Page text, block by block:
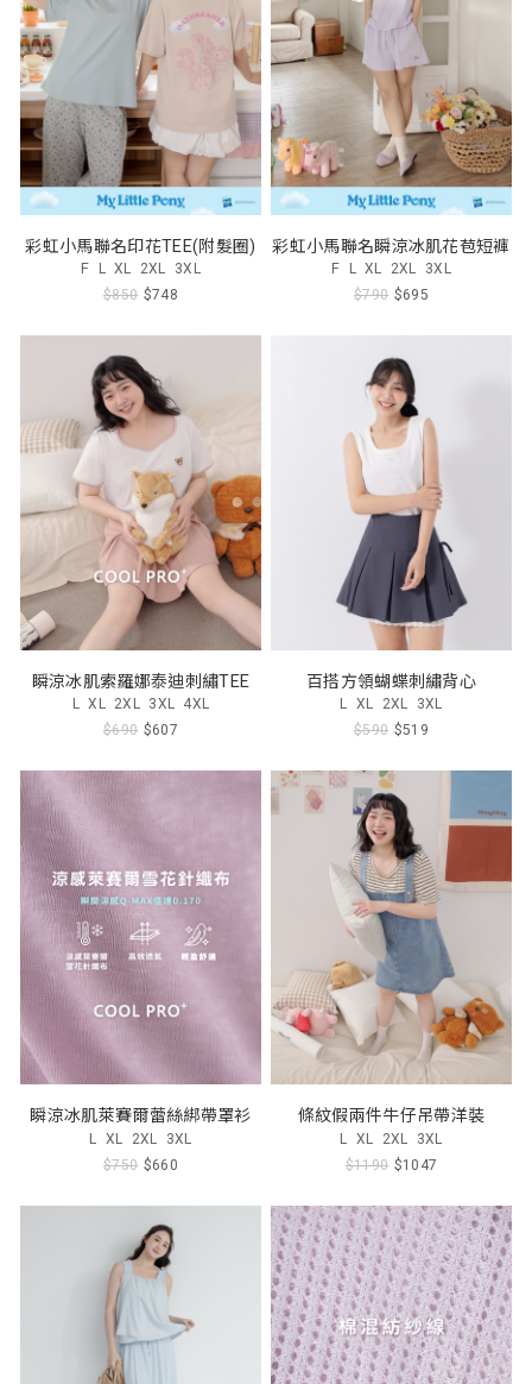
彩虹小馬聯名印花TEE(附髮圈)
F L XL 2XL 3XL
$850 $748
彩虹小馬聯名瞬涼冰肌花苞短褲
F L XL 2XL 3XL
$790 $695
瞬涼冰肌索羅娜泰迪刺繡TEE
L XL 2XL 3XL 4XL
$690 $607
百搭方領蝴蝶刺繡背心
L XL 2XL 3XL
$590 $519
瞬涼冰肌萊賽爾蕾絲綁帶罩衫
L XL 2XL 3XL
$750 $660
條紋假兩件牛仔吊帶洋裝
L XL 2XL 3XL
$1190 $1047